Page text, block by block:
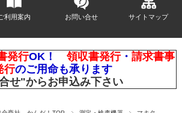
利用案内 お問い合せ サイトマップ
発行OK！ 領収書発行・ 請求書事
行のご用命も承ります
せ"からお申込み下さい